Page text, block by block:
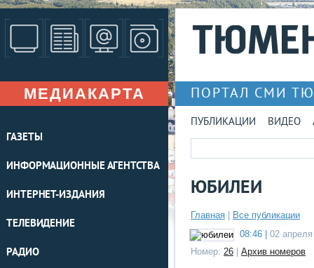
МЕДИАКАРТА
ГАЗЕТЫ
ИНФОРМАЦИОННЫЕ АГЕНТСТВА
ИНТЕРНЕТ-ИЗДАНИЯ
ТЕЛЕВИДЕНИЕ
РАДИО
ПОРТАЛ СМИ
ПУБЛИКАЦИИ ВИДЕО
ЮБИЛЕИ
Главная
Все публикации
08:46 |
02
Номер: 26 Архив номеров